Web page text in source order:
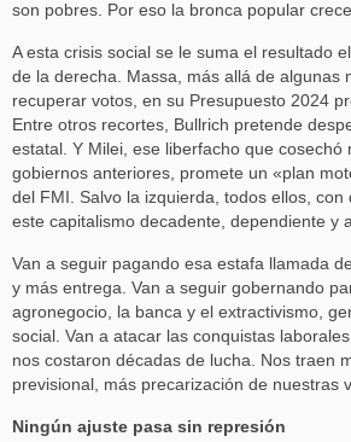
son pobres. Por eso la bronca popular
A esta crisis social se le suma el resultado
de la derecha. Massa, más allá de algunas
recuperar votos, en su Presupuesto 2024
Entre otros recortes, Bullrich pretende
estatal. Y Milei, ese liberfacho que cosechó
gobiernos anteriores, promete un «plan
del FMI. Salvo la izquierda, todos ellos,
este capitalismo decadente, dependiente y
Van a seguir pagando esa estafa llamada
y más entrega. Van a seguir gobernando
agronegocio, la banca y el extractivismo,
social. Van a atacar las conquistas
nos costaron décadas de lucha. Nos traen
previsional, más precarización de nuestras
Ningún ajuste pasa sin represión